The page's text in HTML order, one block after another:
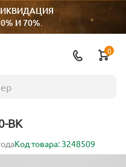
И 70%.
0
BK
Код товара: 3248509